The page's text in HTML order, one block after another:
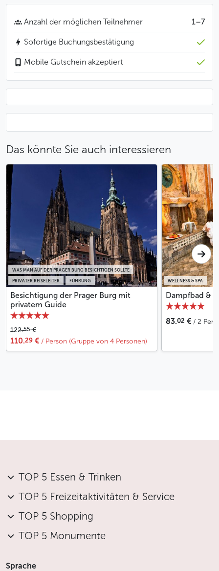
Sofern Sie im Zentrum von Prag untergebracht sind,
empfehlen wir Ihnen, zweieinhalb Stunden vor der
geplanten Abflugzeit Ihres Fliegers sich auf den Weg
zu begeben. Der Fahrer erwartet Sie zur vereinbarten
Zeit vor dem Hotel oder an einem anderen Ort nach
Vereinbarung.
Das sollten Sie wissen
Der Transfer kann bis zu 9 Stunden im Voraus
gebucht werden.
Anzahl der möglichen Teilnehmer 1–7
Sofortige Buchungsbestätigung
Mobile Gutschein akzeptiert
Das könnte Sie auch interessieren
PRIVATER REISELEITER FÜHRUNG
WAS MAN AUF DER PRAGER BURG BESICHTIGEN SOLLTE
Besichtigung der Prager Burg mit
privatem Guide
122.55€
110.29 € / Person (Gruppe von 4 Personen)
WELLNESS & SPA
Dampfbad &
83.02 € / 2
TOP 5 Essen & Trinken
TOP 5 Freizeitaktivitäten & Service
TOP 5 Shopping
TOP 5 Monumente
Sprache